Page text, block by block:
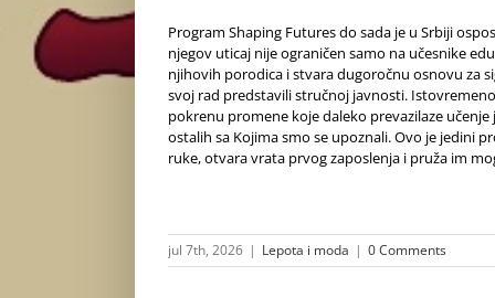
Program Shaping Futures do sada je u Srbiji
njegov uticaj nije ograničen samo na učesnike
njihovih porodica i stvara dugoročnu osnovu za
svoj rad predstavili stručnoj javnosti.
pokrenu promene koje daleko prevazilaze
ostalih sa Kojima smo se upoznali. Ovo je jedini
ruke, otvara vrata prvog zaposlenja i pruža im
jul 7th, 2026 | Lepota i moda | 0 Comments